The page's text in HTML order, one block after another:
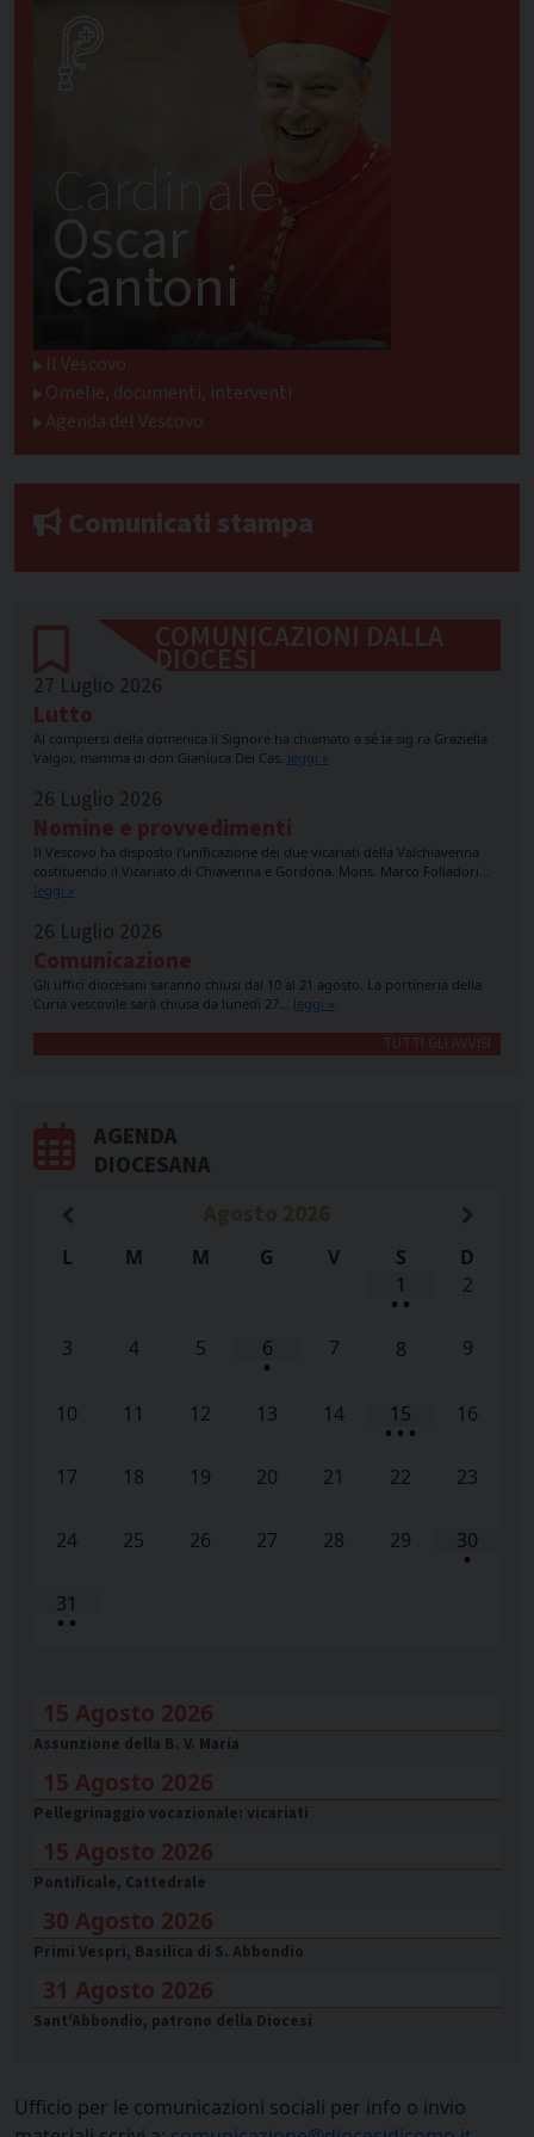
Cardinale
Oscar
Cantoni
Il Vescovo
Omelie, documenti, interventi
Agenda del Vescovo
Comunicati stampa
COMUNICAZIONI DALLA
DIOCESI
27 Luglio 2026
Lutto
Al compiersi della domenica il Signore ha chiamato a sé la sig.ra Graziella
Valgoi, mamma di don Gianluca Dei Cas. leggi »
26 Luglio 2026
Nomine e provvedimenti
Il Vescovo ha disposto l’unificazione dei due vicariati della Valchiavenna
costituendo il Vicariato di Chiavenna e Gordona. Mons. Marco Folladori…
leggi »
26 Luglio 2026
Comunicazione
Gli uffici diocesani saranno chiusi dal 10 al 21 agosto. La portineria della
Curia vescovile sarà chiusa da lunedì 27… leggi »
TUTTI GLI AVVISI
AGENDA
DIOCESANA
L M M G V S
D
1
• •
2
3 4 5 6
•
7 8 9
10 11 12 13 14 15
• • •
16
17 18 19 20 21 22 23
24 25 26 27 28 29 30
•
31
• •
15 Agosto 2026
Assunzione della B. V. Maria
15 Agosto 2026
Pellegrinaggio vocazionale: vicariati
15 Agosto 2026
Pontificale, Cattedrale
30 Agosto 2026
Primi Vespri, Basilica di S. Abbondio
31 Agosto 2026
Sant'Abbondio, patrono della Diocesi
Ufficio per le comunicazioni sociali per info o invio